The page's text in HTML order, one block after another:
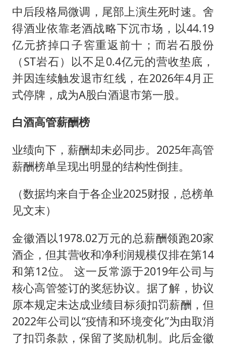
中后段格局微调，尾部上演生死时速。舍
得酒业依靠老酒战略下沉市场，以44.19
亿元挤掉口子窖重返前十；而岩石股份
（ST岩石）以不足0.4亿元的营收垫底，
并因连续触发退市红线，在2026年4月正
式停牌，成为A股白酒退市第一股。
白酒高管薪酬榜
业绩向下，薪酬却未必同步。2025年高管
薪酬榜单呈现出明显的结构性倒挂。
（数据均来自于各企业2025财报，总榜单
见文末）
金徽酒以1978.02万元的总薪酬领跑20家
酒企，但其营收和净利润规模仅排在第14
和第12位。 这一反常源于2019年公司与
核心高管签订的奖惩协议。据了解，协议
原本规定未达成业绩目标须扣罚薪酬，但
2022年公司以“疫情和环境变化”为由取消
了扣罚条款，保留了奖励机制。此后金徽